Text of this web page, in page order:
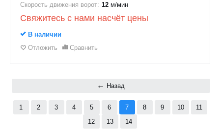
Скорость движения ворот: 12 м/мин
Свяжитесь с нами насчёт цены
В наличии
Отложить
Сравнить
Назад
1 2 3 4 5 6 7 8 9 10
11
12
13 14